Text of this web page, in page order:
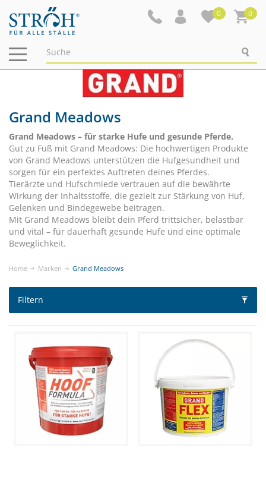
0 0
Navigation
ein-/ausblenden
Grand Meadows
Grand Meadows – für starke Hufe und gesunde Pferde.
Gut zu Fuß mit Grand Meadows: Die hochwertigen Produkte
von Grand Meadows unterstützen die Hufgesundheit und
sorgen für ein perfektes Auftreten deines Pferdes.
Tierärzte und Hufschmiede vertrauen auf die bewährte
Wirkung der Inhaltsstoffe, die gezielt zur Stärkung von Huf,
Gelenken und Bindegewebe beitragen.
Mit Grand Meadows bleibt dein Pferd trittsicher, belastbar
und vital – für dauerhaft gesunde Hufe und eine optimale
Beweglichkeit.
Home Marken Grand Meadows
Filtern